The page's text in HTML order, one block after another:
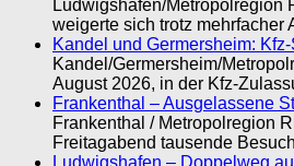
Ludwigshafen/Metropolregion
weigerte sich trotz mehrfacher
Kandel und Germersheim:
Kandel/Germersheim/
August 2026, in der Kfz-
Frankenthal – Ausgelassene
Frankenthal / Metropolregion
Freitagabend tausende
Ludwigshafen – Doppelweg